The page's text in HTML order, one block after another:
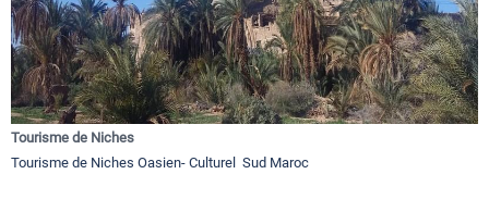
Tourisme de Niches
Tourisme de Niches Oasien- Culturel Sud Maroc